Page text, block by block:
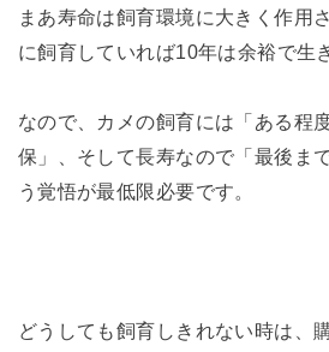
まあ寿命は飼育環境に大きく作用
に飼育していれば10年は余裕で生
なので、カメの飼育には「ある程
保」、そして長寿なので「最後ま
う覚悟が最低限必要です。
どうしても飼育しきれない時は、